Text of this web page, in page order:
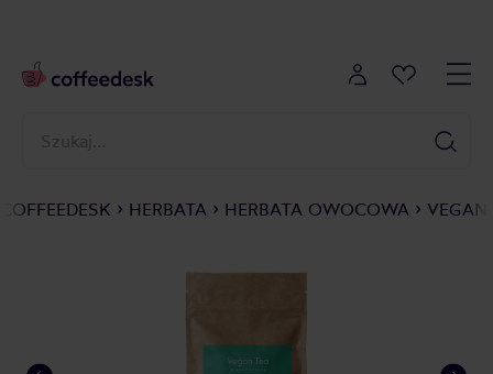
COFFEEDESK HERBATA HERBATA OWOCOWA